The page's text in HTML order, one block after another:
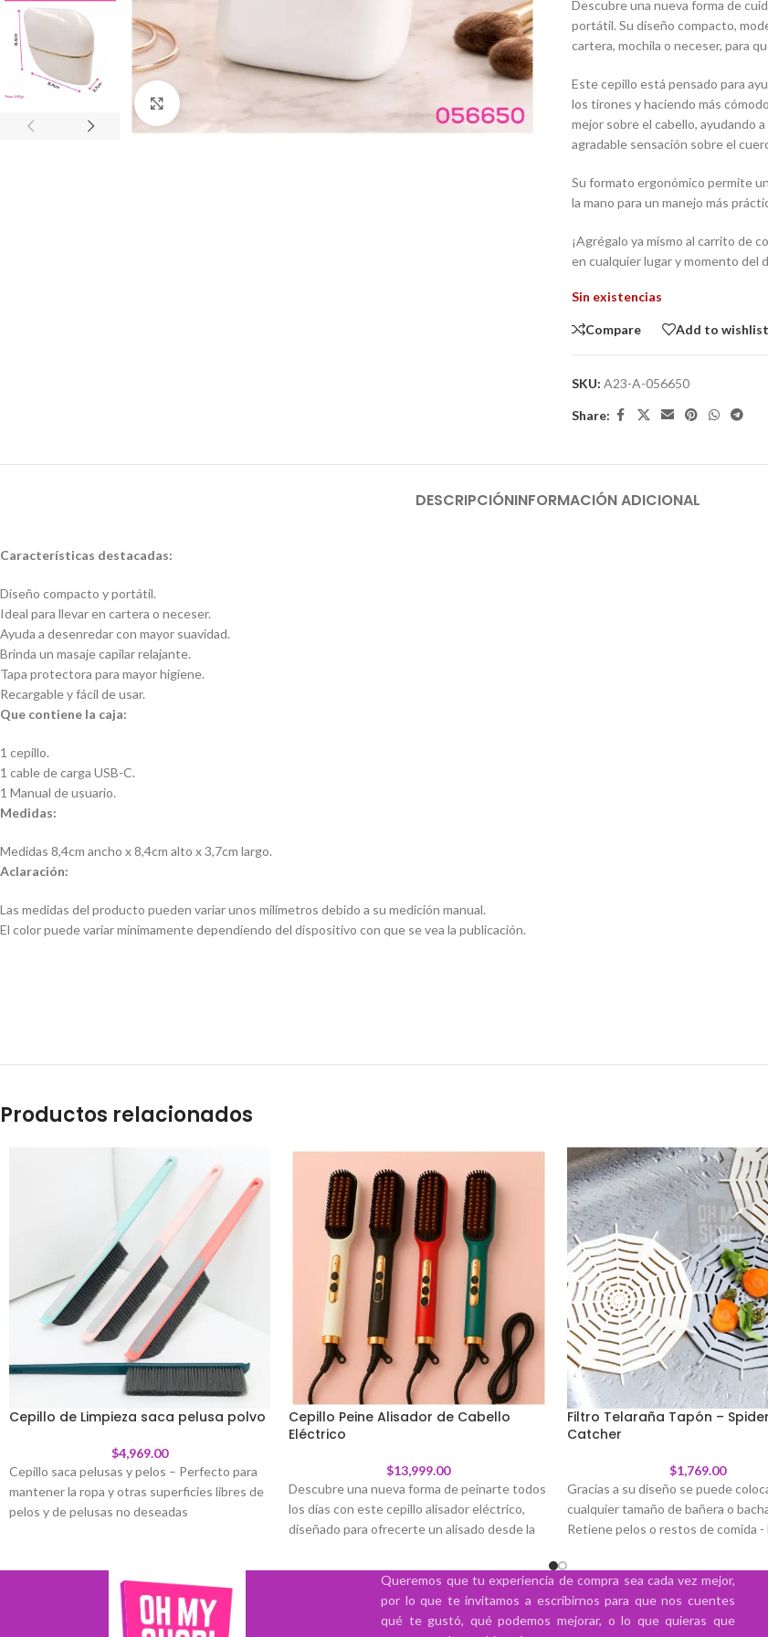
Descubre una nueva forma de
portátil. Su diseño compacto,
cartera, mochila o neceser, para
Este cepillo está pensado para
los tirones y haciendo más
mejor sobre el cabello, ayudando
agradable sensación sobre el
Su formato ergonómico permite
la mano para un manejo más
¡Agrégalo ya mismo al carrito de
en cualquier lugar y momento del
Sin existencias
Compare Add to wishlist
SKU: A23-A-056650
Share:
DESCRIPCIÓNINFORMACIÓN ADICIONAL
Características destacadas:
Diseño compacto y portátil.
Ideal para llevar en cartera o neceser.
Ayuda a desenredar con mayor suavidad.
Brinda un masaje capilar relajante.
Tapa protectora para mayor higiene.
Recargable y fácil de usar.
Que contiene la caja:
1 cepillo.
1 cable de carga USB-C.
1 Manual de usuario.
Medidas:
Medidas 8,4cm ancho x 8,4cm alto x 3,7cm largo.
Aclaración:
Las medidas del producto pueden variar unos milímetros debido a su medición manual.
El color puede variar mínimamente dependiendo del dispositivo con que se vea la publicación.
Productos relacionados
Cepillo de Limpieza saca pelusa polvo
$4,969.00
Cepillo saca pelusas y pelos – Perfecto para
mantener la ropa y otras superficies libres de
pelos y de pelusas no deseadas
perfecto para eliminar los pelitos de animales
de la ropa y de superficies complicadas como
alfombras, sillones o acolchados. Al no hacer
Cepillo Peine Alisador de Cabello
Eléctrico
$13,999.00
Descubre una nueva forma de peinarte todos
los días con este cepillo alisador eléctrico,
diseñado para ofrecerte un alisado desde la
térmicas distribuye el calor de manera
Sus tres botones de control permiten ajustar
Filtro Telaraña Tapón –
Catcher
$1,769.00
Gracias a su diseño se puede
cualquier tamaño de bañera o
Retiene pelos o restos de comida -
Ventosas/sopapas en la parte
permiten su fijación.
Queremos que tu experiencia de compra sea cada vez mejor,
por lo que te invitamos a escribirnos para que nos cuentes
qué te gustó, qué podemos mejorar, o lo que quieras que